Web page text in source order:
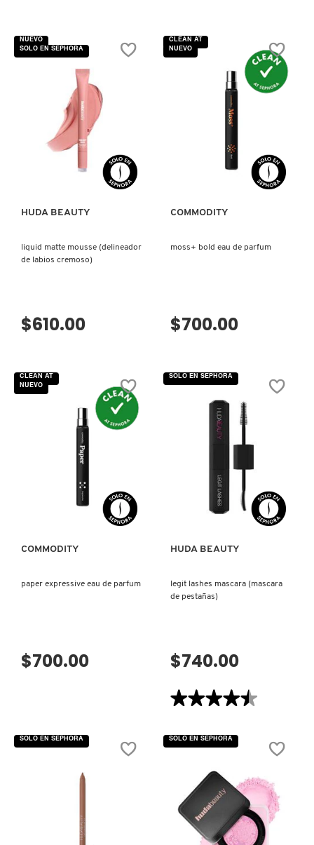
NATASHA DENONA
NEST New York
NUXE
OLAPLEX
OUAI HAIRCARE
PATCHOLOGY
PHLUR
VISTA RÁPIDA
HUDA BEAUTY
liquid matte mousse (delineador
de labios cremoso)
$610.00
NUEVO
SOLO EN SEPHORA
VISTA RÁPIDA
COMMODITY
moss+ bold eau de parfum
$700.00
CLEAN AT
NUEVO
VISTA RÁPIDA
COMMODITY
paper expressive eau de parfum
$700.00
CLEAN AT
NUEVO
VISTA RÁPIDA
HUDA BEAUTY
legit lashes mascara (mascara
de pestañas)
$740.00
★★★★★
★★★★★
5
LASHES
MASCARA
(MASCARA
DE
PESTAÑAS)
SOLO EN SEPHORA
SOLO EN SEPHORA SOLO EN SEPHORA